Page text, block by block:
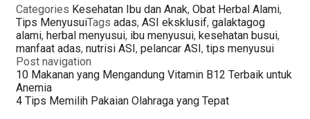
Categories Kesehatan Ibu dan Anak, Obat Herbal Alami,
Tips MenyusuiTags adas, ASI eksklusif, galaktagog
alami, herbal menyusui, ibu menyusui, kesehatan busui,
manfaat adas, nutrisi ASI, pelancar ASI, tips menyusui
Post navigation
10 Makanan yang Mengandung Vitamin B12 Terbaik untuk
Anemia
4 Tips Memilih Pakaian Olahraga yang Tepat